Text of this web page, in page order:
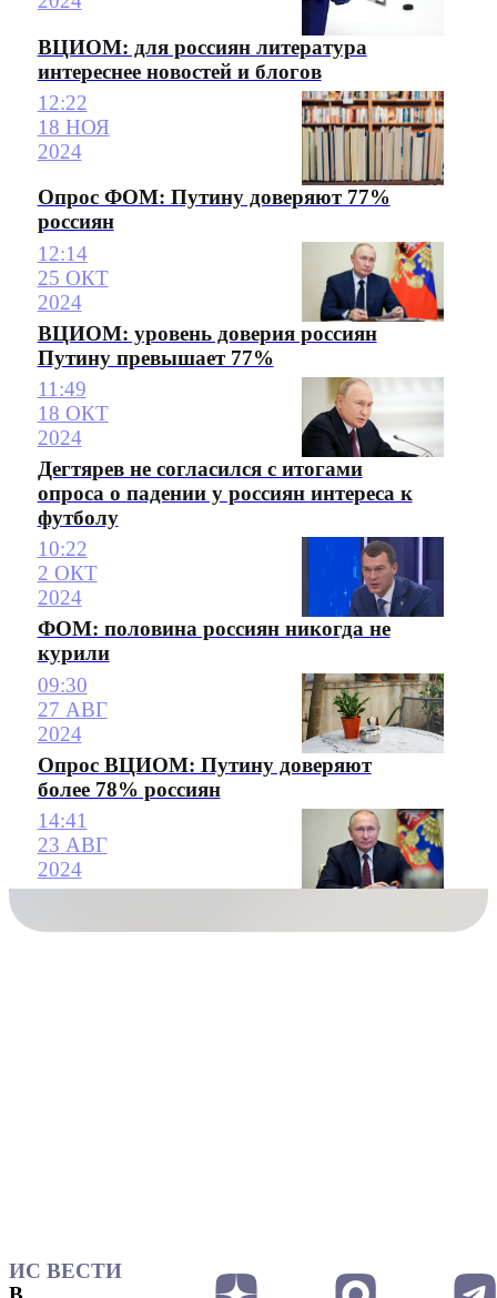
ВЦИОМ: для россиян литература
интереснее новостей и блогов
12:22
18 НОЯ
2024
Опрос ФОМ: Путину доверяют 77%
россиян
12:14
25 ОКТ
2024
ВЦИОМ: уровень доверия россиян
Путину превышает 77%
11:49
18 ОКТ
2024
Дегтярев не согласился с итогами
опроса о падении у россиян интереса к
футболу
10:22
2 ОКТ
2024
ФОМ: половина россиян никогда не
курили
09:30
27 АВГ
2024
Опрос ВЦИОМ: Путину доверяют
более 78% россиян
14:41
23 АВГ
2024
ИС ВЕСТИ